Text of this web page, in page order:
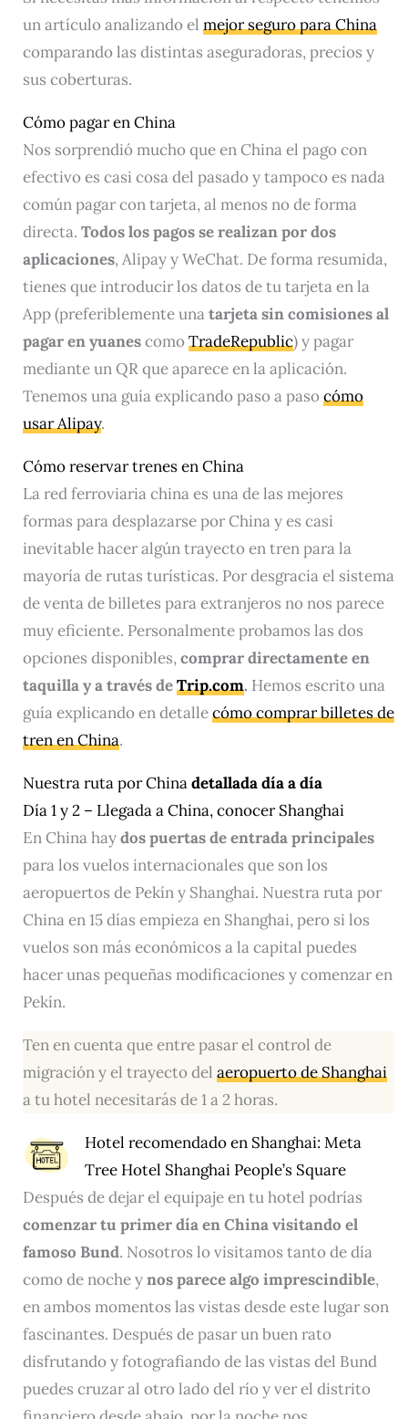
un artículo analizando el mejor seguro para China
comparando las distintas aseguradoras, precios y
sus coberturas.
Cómo pagar en China
Nos sorprendió mucho que en China el pago con
efectivo es casi cosa del pasado y tampoco es nada
común pagar con tarjeta, al menos no de forma
directa. Todos los pagos se realizan por dos
aplicaciones, Alipay y WeChat. De forma resumida,
tienes que introducir los datos de tu tarjeta en la
App (preferiblemente unatarjeta sin comisiones al
pagar en yuanescomoTradeRepublic) y pagar
mediante un QR que aparece en la aplicación.
Tenemos una guía explicando paso a pasocómo
usar Alipay.
Cómo reservar trenes en China
La red ferroviaria china es una de las mejores
formas para desplazarse por China y es casi
inevitable hacer algún trayecto en tren para la
mayoría de rutas turísticas. Por desgracia el sistema
de venta de billetes para extranjeros no nos parece
muy eficiente. Personalmente probamos las dos
opciones disponibles,comprar directamente en
taquilla y a través deTrip.com. Hemos escrito una
guía explicando en detallecómo comprar billetes de
tren en China.
Nuestra ruta por Chinadetallada día a día
Día 1 y 2 – Llegada a China, conocer Shanghai
En China haydos puertas de entrada principales
para los vuelos internacionales que son los
aeropuertos de Pekín y Shanghai. Nuestra ruta por
China en 15 días empieza en Shanghai, pero si los
vuelos son más económicos a la capital puedes
hacer unas pequeñas modificaciones y comenzar en
Pekín.
Ten en cuenta que entre pasar el control de
migración y el trayecto del aeropuerto de Shanghai
a tu hotel necesitarás de 1 a 2 horas.
Hotel recomendado en Shanghai: Meta
Tree Hotel Shanghai People’s Square
Después de dejar el equipaje en tu hotel podrías
comenzar tu primer día en China visitando el
famoso Bund. Nosotros lo visitamos tanto de día
como de noche ynos parece algo imprescindible,
en ambos momentos las vistas desde este lugar son
fascinantes. Después de pasar un buen rato
disfrutando y fotografiando de las vistas del Bund
puedes cruzar al otro lado del río y ver el distrito